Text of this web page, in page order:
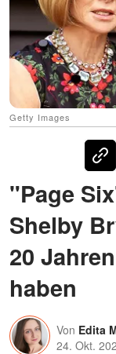
Getty Images
"Page
Shelby
20
haben
Von Edita
24. Okt.